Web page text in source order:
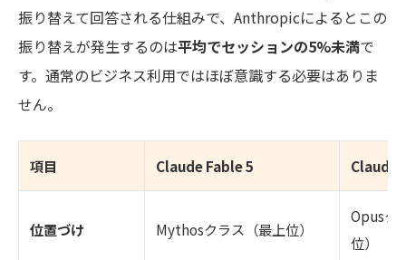
振り替えて回答される仕組みで、Anthropicによるとこの
振り替えが発生するのは平均でセッションの5%未満で
す。通常のビジネス利用ではほぼ意識する必要はありま
せん。
項目 Claude Fable 5 Claude
位置づけ Mythosクラス（最上位）
Opusク
位）